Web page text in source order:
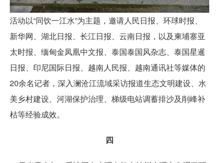
活动以“同饮一江水”为主题，邀请人民日报、环球时报、
新华网、湖北日报、长江日报、云南日报，以及柬埔寨亚
太时报、缅甸金凤凰中文报、泰国泰国风杂志、泰国星暹
日报、印尼国际日报、越南人民报、越南通讯社等媒体的
20余名记者，深入澜沧江流域采访报道生态文明建设、水
美乡村建设、河湖保护治理、梯级电站调蓄排沙及削峰补
枯等经验成效。
四